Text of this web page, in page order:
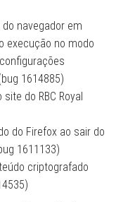
navegador em
execução no modo
1614885)
do RBC Royal
do Firefox ao sair do
1611133)
criptografado